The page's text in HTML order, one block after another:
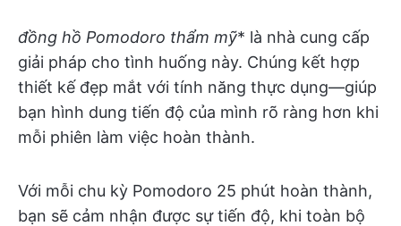
đồng hồ Pomodoro thẩm mỹ* là nhà cung cấp
giải pháp cho tình huống này. Chúng kết hợp
thiết kế đẹp mắt với tính năng thực dụng—giúp
bạn hình dung tiến độ của mình rõ ràng hơn khi
mỗi phiên làm việc hoàn thành.
Với mỗi chu kỳ Pomodoro 25 phút hoàn thành,
bạn sẽ cảm nhận được sự tiến độ, khi toàn bộ